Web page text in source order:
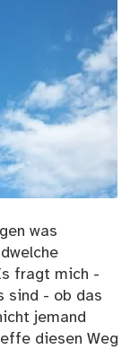
was
fragt mich -
sind - ob das
jemand
diesen Weg